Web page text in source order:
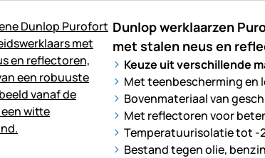
Dunlop werklaarzen
met stalen neus en
Keuze uit verschillende
Met teenbescherming en
Bovenmateriaal van
Met reflectoren voor
Temperatuurisolatie tot -
Bestand tegen olie,